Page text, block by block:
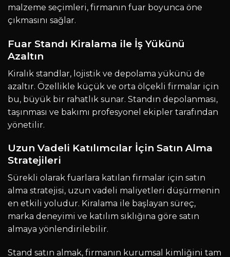
malzeme seçimleri, firmanın fuar boyunca öne
çıkmasını sağlar.
Fuar Standı Kiralama ile İş Yükünü
Azaltın
Kiralık standlar, lojistik ve depolama yükünü de
azaltır. Özellikle küçük ve orta ölçekli firmalar için
bu, büyük bir rahatlık sunar. Standın depolanması,
taşınması ve bakımı profesyonel ekipler tarafından
yönetilir.
Uzun Vadeli Katılımcılar İçin Satın Alma
Stratejileri
Sürekli olarak fuarlara katılan firmalar için satın
alma stratejisi, uzun vadeli maliyetleri düşürmenin
en etkili yoludur. Kiralama ile başlayan süreç,
marka deneyimi ve katılım sıklığına göre satın
almaya yönlendirilebilir.
Stand satın almak, firmanın kurumsal kimliğini tam